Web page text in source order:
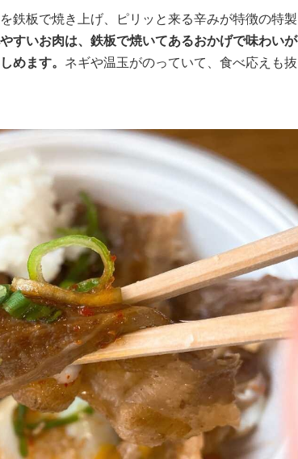
鉄板で焼き上げ、ピリッと来る辛みが特徴の特製
すいお肉は、鉄板で焼いてあるおかげで味わいが
めます。 ネギや温玉がのっていて、食べ応えも抜